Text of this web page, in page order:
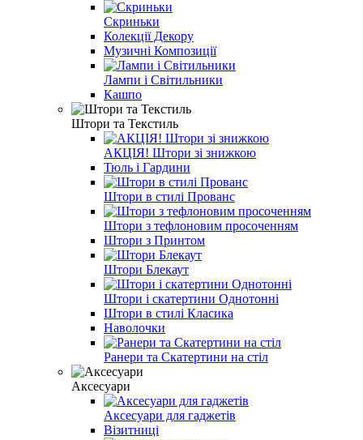
Скриньки
Колекції Декору
Музичні Композиції
Лампи і Світильники
Кашпо
Штори та Текстиль
АКЦІЯ! Штори зі знижкою
Тюль і Гардини
Штори в стилі Прованс
Штори з тефлоновим просоченням
Штори з Принтом
Штори Блекаут
Штори і скатертини Однотонні
Штори в стилі Класика
Наволочки
Ранери та Скатертини на стіл
Аксесуари
Аксесуари для гаджетів
Візитниці